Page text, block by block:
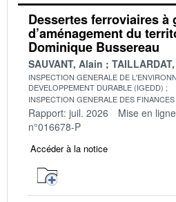
Dessertes ferroviaires à
d’aménagement du
Dominique Bussereau
SAUVANT, Alain
INSPECTION GENERALE DE
DEVELOPPEMENT DURABLE (IGEDD)
INSPECTION GENERALE DES
Rapport: juil. 2026 Mise en
n°016678-P
Accéder à la notice